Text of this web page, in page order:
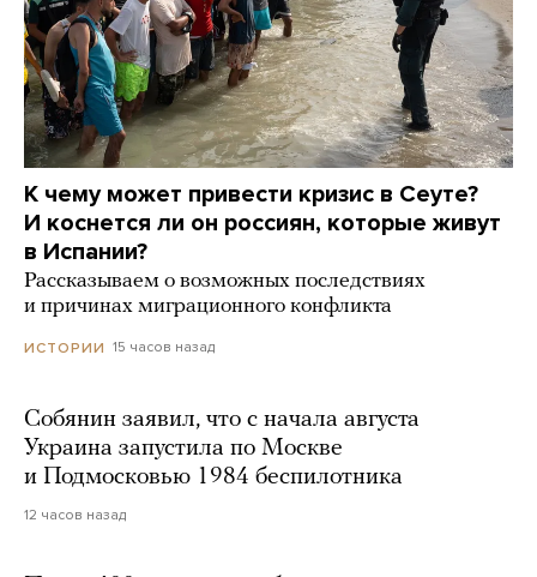
К чему может привести кризис в Сеуте?
И коснется ли он россиян, которые живут
в Испании?
Рассказываем о возможных последствиях
и причинах миграционного конфликта
ИСТОРИИ 15 часов назад
Собянин заявил, что с начала августа
Украина запустила по Москве
и Подмосковью 1984 беспилотника
12 часов назад